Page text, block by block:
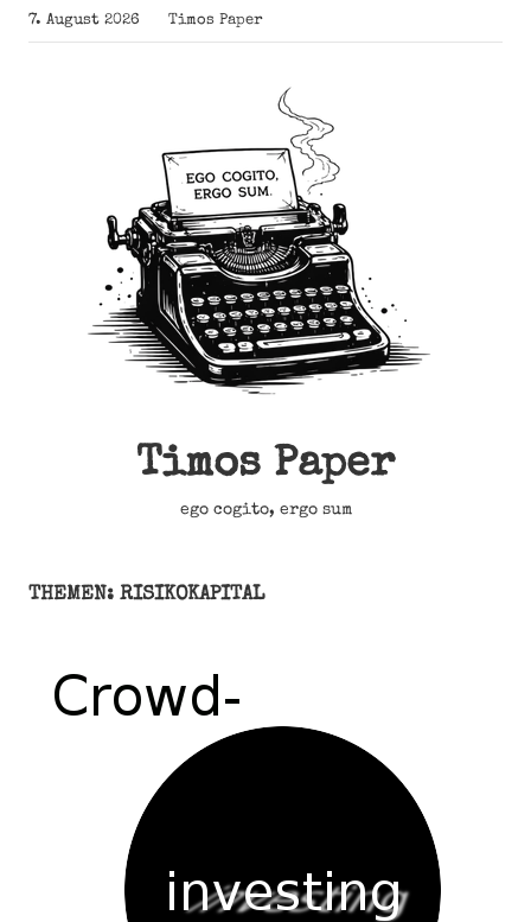
Zum
Inhalt
7. August 2026 Timos Paper
Timos Paper
ego cogito, ergo sum
THEMEN: RISIKOKAPITAL